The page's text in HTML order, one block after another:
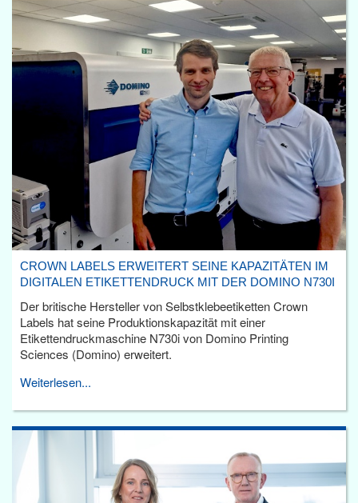
CROWN LABELS ERWEITERT SEINE KAPAZITÄTEN IM
DIGITALEN ETIKETTENDRUCK MIT DER DOMINO N730I
Der britische Hersteller von Selbstklebeetiketten Crown
Labels hat seine Produktionskapazität mit einer
Etikettendruckmaschine N730i von Domino Printing
Sciences (Domino) erweitert.
Weiterlesen...